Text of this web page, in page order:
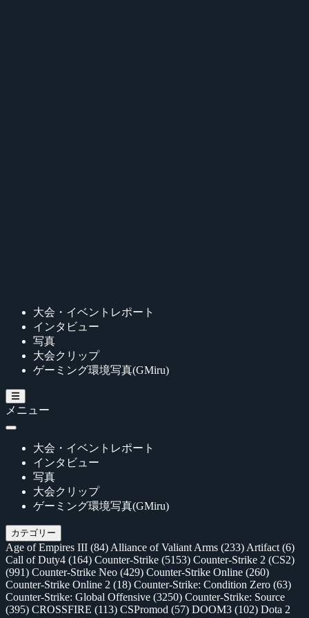
大会・イベントレポート
インタビュー
写真
大会クリップ
ゲーミング環境写真(GMiru)
メニュー
大会・イベントレポート
インタビュー
写真
大会クリップ
ゲーミング環境写真(GMiru)
カテゴリー
Age of Empires III (84) Alliance of Valiant Arms (233) Artifact (6)
Call of Duty4 (164) Counter-Strike (5153) Counter-Strike 2 (CS2)
(991) Counter-Strike Neo (429) Counter-Strike Online (260)
Counter-Strike Online 2 (18) Counter-Strike: Condition Zero (63)
Counter-Strike: Global Offensive (3250) Counter-Strike: Source
(395) CROSSFIRE (113) CSPromod (57) DOOM3 (102) Dota 2